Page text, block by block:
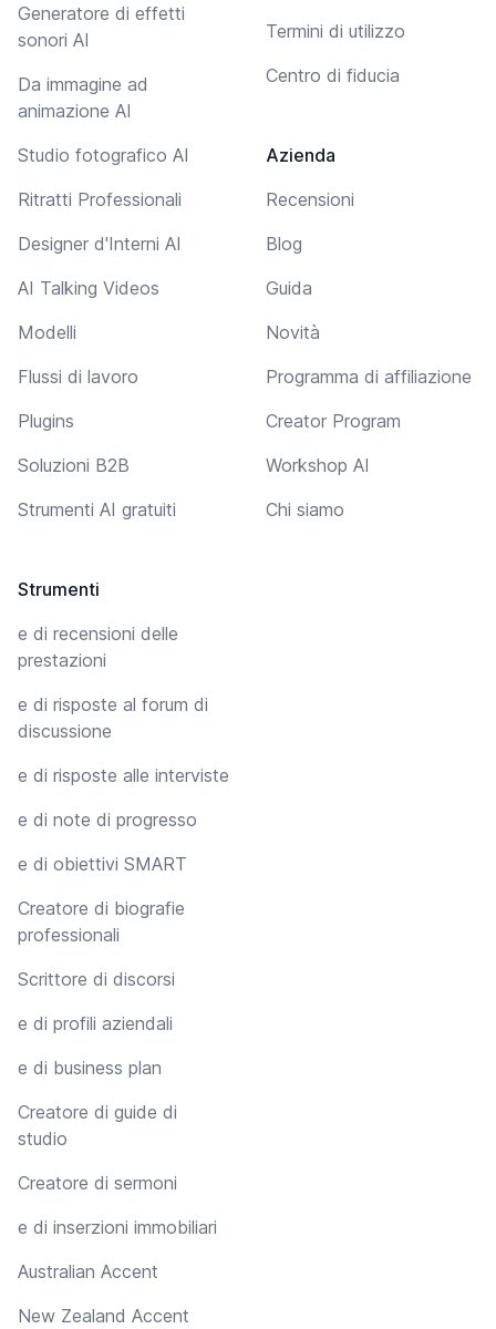
Generatore di effetti
sonori AI
Da immagine ad
animazione AI
Studio fotografico AI
Ritratti Professionali
Designer d'Interni AI
AI Talking Videos
Modelli
Flussi di lavoro
Plugins
Soluzioni B2B
Strumenti AI gratuiti
Strumenti
e di recensioni delle
prestazioni
e di risposte al forum di
discussione
e di risposte alle interviste
e di note di progresso
e di obiettivi SMART
Creatore di biografie
professionali
Scrittore di discorsi
e di profili aziendali
e di business plan
Creatore di guide di
studio
Creatore di sermoni
e di inserzioni immobiliari
Australian Accent
New Zealand Accent
Termini di utilizzo
Centro di fiducia
Azienda
Recensioni
Blog
Guida
Novità
Programma di affiliazione
Creator Program
Workshop AI
Chi siamo